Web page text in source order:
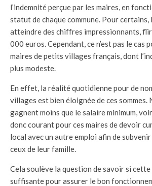
l’indemnité perçue par les maires, en
statut de chaque commune. Pour certains,
atteindre des chiffres impressionnants,
000 euros. Cependant, ce n’est pas le cas
maires de petits villages français, dont
plus modeste.
En effet, la réalité quotidienne pour de
villages est bien éloignée de ces sommes.
gagnent moins que le salaire minimum,
donc courant pour ces maires de devoir
local avec un autre emploi afin de
ceux de leur famille.
Cela soulève la question de savoir si
suffisante pour assurer le bon